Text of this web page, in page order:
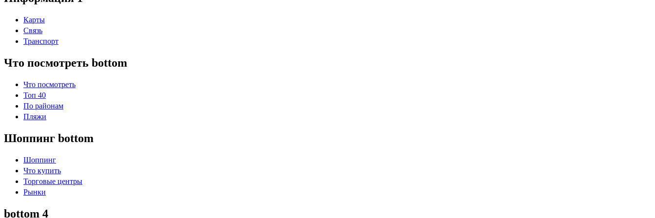
Карты
Связь
Транспорт
Что посмотреть bottom
Что посмотреть
Топ 40
По районам
Пляжи
Шоппинг bottom
Шоппинг
Что купить
Торговые центры
Рынки
bottom 4